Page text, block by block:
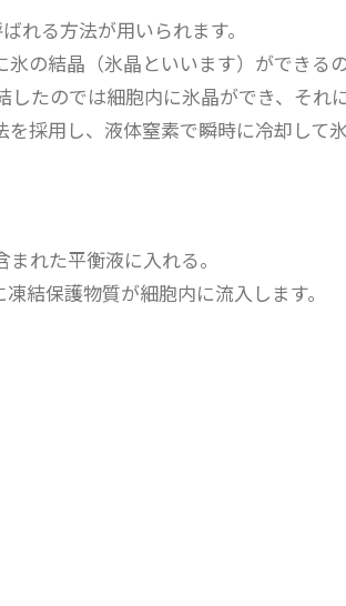
る方法が用いられます。
の結晶（氷晶といいます）ができる
たのでは細胞内に氷晶ができ、それ
採用し、液体窒素で瞬時に冷却して
れた平衡液に入れる。
結保護物質が細胞内に流入します。